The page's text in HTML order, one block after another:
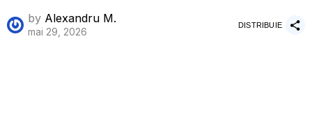
by Alexandru M.
mai 29, 2026
DISTRIBUIE